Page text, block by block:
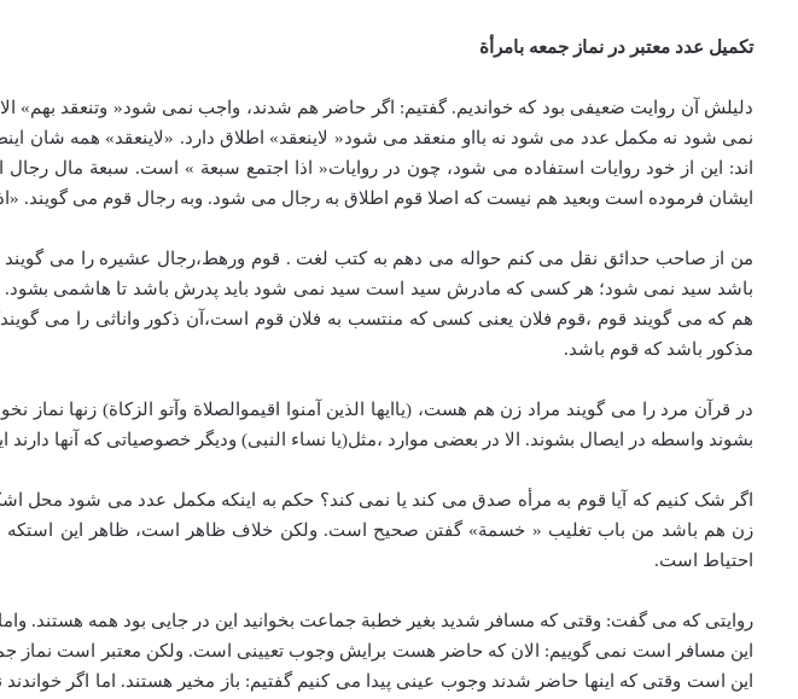
تکمیل عدد معتبر در نماز جمعه بامرأة
دلیلش آن روایت ضعیفی بود که خواندیم. گفتیم: اگر حاضر هم شدند، واجب نمی شود« وتنعقد بهم»
نمی شود نه مکمل عدد می شود نه بااو منعقد می شود« لاینعقد» اطلاق دارد. «‌لاینعقد» همه
اند: این از خود روایات استفاده می شود، چون در روایات« اذا اجتمع سبعة » است. سبعة مال
ایشان فرموده است وبعید هم نیست که اصلا قوم اطلاق به رجال می شود. وبه رجال قوم می گویند.
من از صاحب حدائق نقل می کنم حواله می دهم به کتب لغت . قوم ورهط،‌رجال عشیره را می
باشد سید نمی شود؛ هر کسی که مادرش سید است سید نمی شود باید پدرش باشد تا هاشمی بشود.
هم که می گویند قوم ،‌قوم فلان یعنی کسی که منتسب به فلان قوم است،‌آن ذکور واناثی را می
مذکور باشد که قوم باشد.
در قرآن مرد را می گویند مراد زن هم هست، (یاایها الذین آمنوا اقیموالصلاة وآتو الزکاة) زنها
بشوند واسطه در ایصال بشوند. الا در بعضی موارد ،‌مثل(یا نساء النبی) ودیگر خصوصیاتی که آنها
اگر شک کنیم که آیا قوم به مرأه صدق می کند یا نمی کند؟ حکم به اینکه مکمل عدد می شود
زن هم باشد من باب تغلیب « خسمة» گفتن صحیح است. ولکن خلاف ظاهر است، ظاهر این
احتیاط است.
روایتی که می گفت: وقتی که مسافر شدید بغیر خطبة جماعت بخوانید این در جایی بود همه هستند.
این مسافر است نمی گوییم: الان که حاضر هست برایش وجوب تعیینی است. ولکن معتبر است نماز
این است وقتی که اینها حاضر شدند وجوب عینی پیدا می کنیم گفتیم: باز مخیر هستند. اما اگر